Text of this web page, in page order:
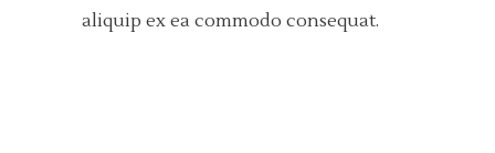
aliquip ex ea commodo consequat.